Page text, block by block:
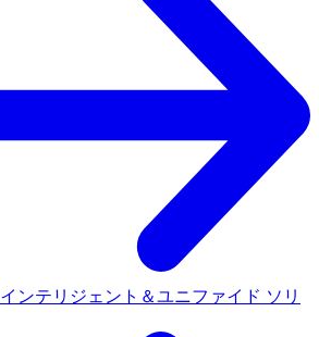
インテリジェント＆ユニファイド ソリ